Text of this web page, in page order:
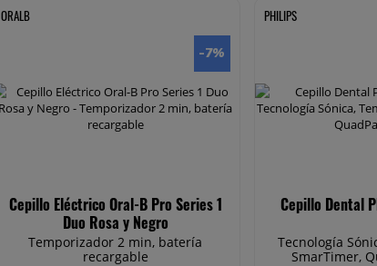
ORALB
-7%
Cepillo Eléctrico Oral-B Pro Series 1
Duo Rosa y Negro
Temporizador 2 min, batería
recargable
PHILIPS
Cepillo Dental
Tecnología
SmarTimer,